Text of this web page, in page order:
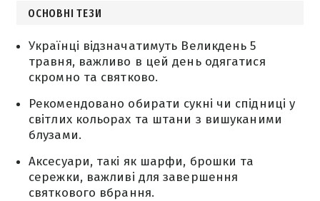
ОСНОВНІ ТЕЗИ
Українці відзначатимуть Великдень 5
травня, важливо в цей день одягатися
скромно та святково.
Рекомендовано обирати сукні чи спідниці у
світлих кольорах та штани з вишуканими
блузами.
Аксесуари, такі як шарфи, брошки та
сережки, важливі для завершення
святкового вбрання.